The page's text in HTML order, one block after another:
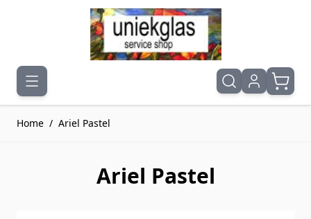
Ga naar de inhoud
Home / Ariel Pastel
Ariel Pastel